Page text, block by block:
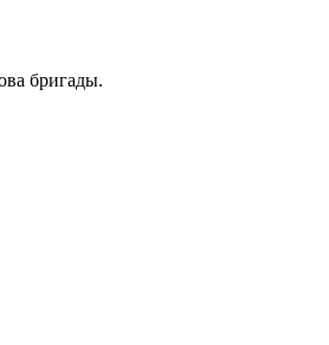
бригады.